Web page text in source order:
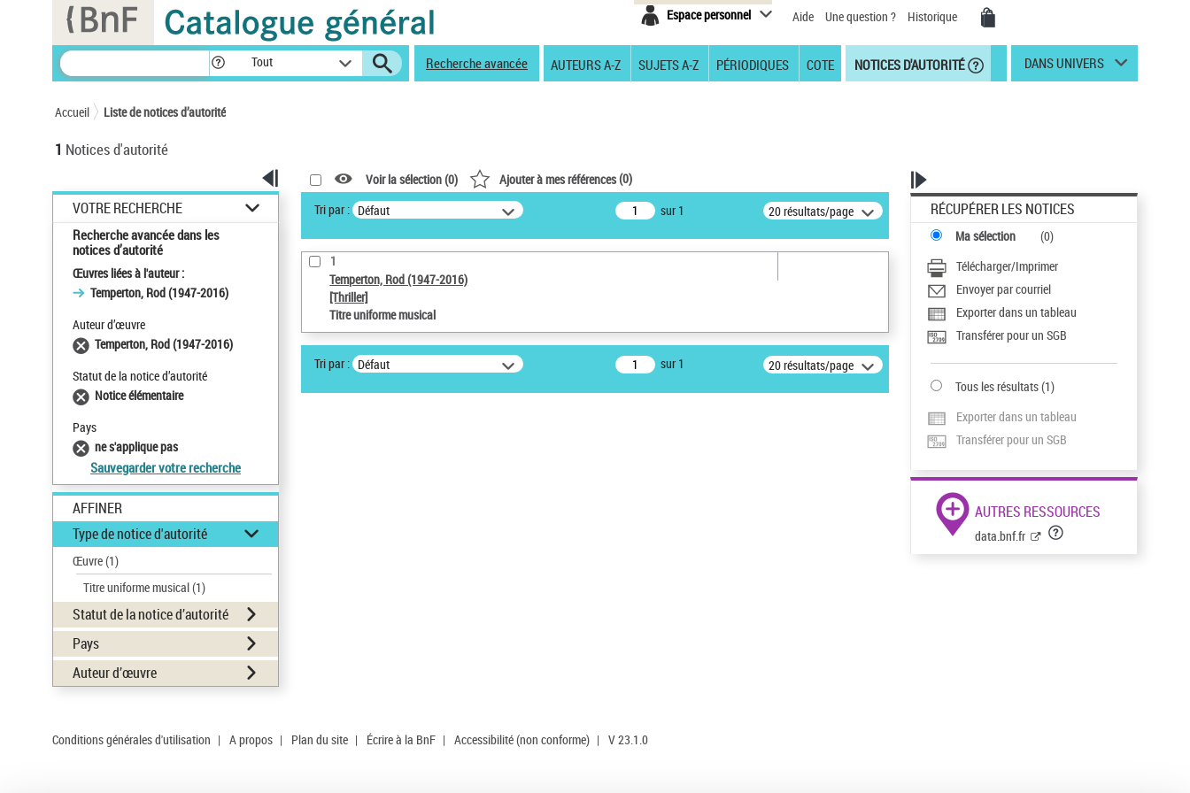
Espace personnel Aide Une question ? Historique
Tout Recherche avancée AUTEURS A-Z SUJETS A-Z PÉRIODIQUES COTE NOTICES D'AUTORITÉ DANS UNIVERS
Accueil Liste de notices d’autorité
1 Notices d'autorité
VOTRE RECHERCHE
Recherche avancée dans les
notices d’autorité
Œuvres liées à l'auteur :
Temperton, Rod (1947-2016)
Auteur d’œuvre
Temperton, Rod (1947-2016)
Statut de la notice d’autorité
Notice élémentaire
Pays
ne s'applique pas
Sauvegarder votre recherche
AFFINER
Type de notice d'autorité
Œuvre(1)
Titre uniforme musical(1)
Statut de la notice d’autorité
Pays
Auteur d’œuvre
Voir la sélection (0) Ajouter à mes références(0)
Tri par : Défaut sur 1 20 résultats/page
1
Temperton, Rod (1947-2016)
[Thriller]
Titre uniforme musical
Tri par : Défaut sur 1 20 résultats/page
RÉCUPÉRER LES NOTICES
Ma sélection (0)
Télécharger/Imprimer
Envoyer par courriel
Exporter dans un tableau
Transférer pour un SGB
Tous les résultats(1)
Exporter dans un tableau
Transférer pour un SGB
AUTRES RESSOURCES
data.bnf.fr
Conditions générales d'utilisation | A propos | Plan du site | Écrire à la BnF | Accessibilité (non conforme) | V 23.1.0
Panneau de gestion des cookies